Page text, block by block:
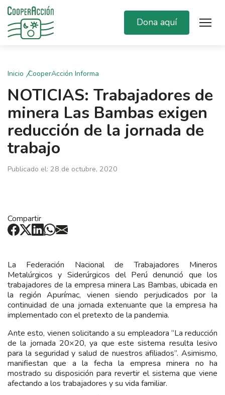
Dona aquí
Inicio CooperAcción Informa
NOTICIAS: Trabajadores de
minera Las Bambas exigen
reducción de la jornada de
trabajo
Publicado el: 28 de octubre, 2020
Compartir
La Federación Nacional de Trabajadores Mineros
Metalúrgicos y Siderúrgicos del Perú denunció que los
trabajadores de la empresa minera Las Bambas, ubicada en
la región Apurímac, vienen siendo perjudicados por la
continuidad de una jornada extenuante que la empresa ha
implementado con el pretexto de la pandemia.
Ante esto, vienen solicitando a su empleadora “La reducción
de la jornada 20×20, ya que este sistema resulta lesivo
para la seguridad y salud de nuestros afiliados”. Asimismo,
manifiestan que a la fecha la empresa minera no ha
mostrado su disposición para revertir el sistema que viene
afectando a los trabajadores y su vida familiar.